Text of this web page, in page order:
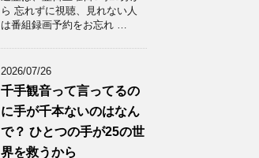
ら 忘れずに視聴、見れない人
は番組録画予約をお忘れ …
2026/07/26
千手観音って言ってるの
に手が千本ないのはなん
で？ ひとつの手が25の世
界を救うから